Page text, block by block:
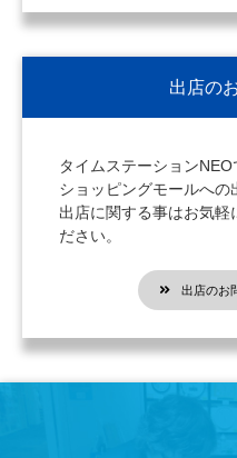
出店の
タイムステーション
ショッピングモールへの
出店に関する事はお気軽
ださい。
出店のお